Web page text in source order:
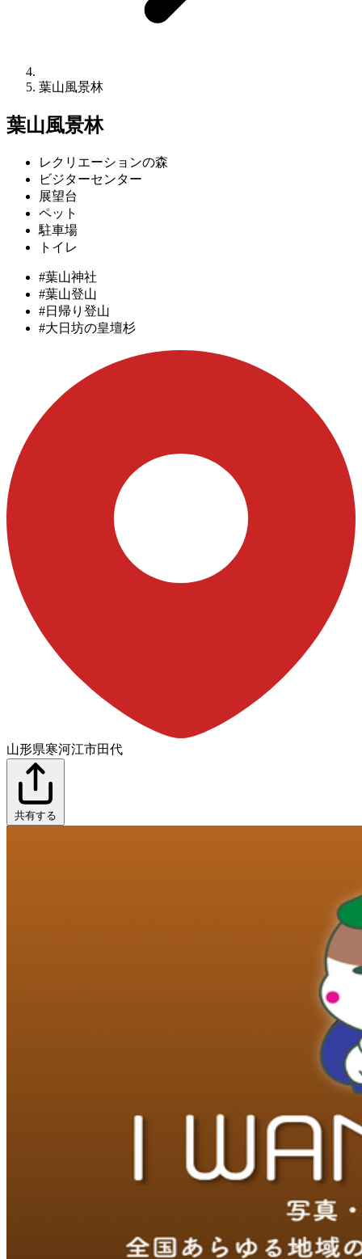
葉⼭⾵景林
葉⼭⾵景林
レクリエーションの森
ビジターセンター
展望台
ペット
駐車場
トイレ
#葉山神社
#葉山登山
#日帰り登山
#大日坊の皇壇杉
山形県寒河江市田代
共有する